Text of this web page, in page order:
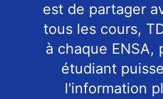
est de partager
tous les cours,
à chaque ENSA,
étudiant
l'information